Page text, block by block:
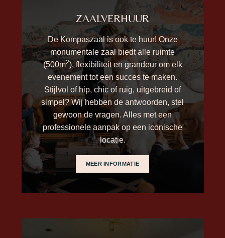
ZAALVERHUUR
De Kompaszaal is ook te huur! Onze
monumentale zaal biedt alle ruimte
(500m2), flexibiliteit en grandeur om elk
evenement tot een succes te maken.
Stijlvol of hip, chic of ruig, uitgebreid of
simpel? Wij hebben de antwoorden, stel
gewoon de vragen. Alles met een
professionele aanpak op een iconische
locatie.
MEER INFORMATIE